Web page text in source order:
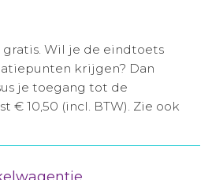
gratis. Wil je de eindtoets
krijgen? Dan
je toegang tot de
€ 10,50 (incl. BTW). Zie ook